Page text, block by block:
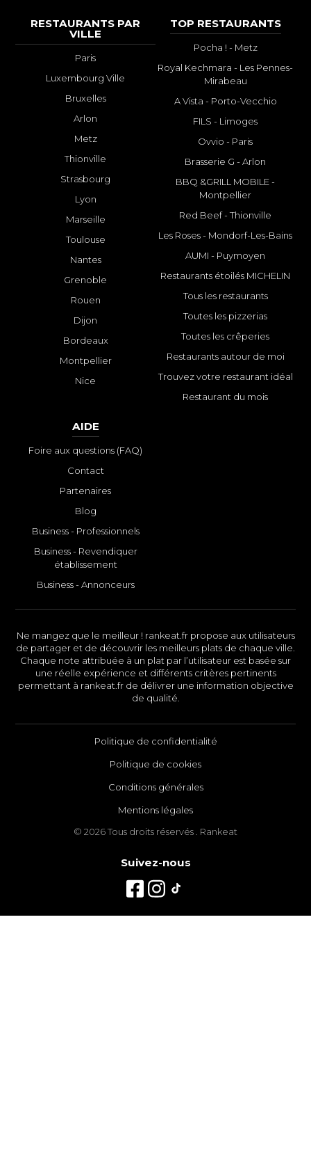
RESTAURANTS PAR
VILLE
Paris
Luxembourg Ville
Bruxelles
Arlon
Metz
Thionville
Strasbourg
Lyon
Marseille
Toulouse
Nantes
Grenoble
Rouen
Dijon
Bordeaux
Montpellier
Nice
TOP RESTAURANTS
Pocha ! - Metz
Royal Kechmara - Les Pennes-
Mirabeau
A Vista - Porto-Vecchio
FILS - Limoges
Ovvio - Paris
Brasserie G - Arlon
BBQ &GRILL MOBILE -
Montpellier
Red Beef - Thionville
Les Roses - Mondorf-Les-Bains
AUMI - Puymoyen
Restaurants étoilés MICHELIN
Tous les restaurants
Toutes les pizzerias
Toutes les crêperies
Restaurants autour de moi
Trouvez votre restaurant idéal
Restaurant du mois
AIDE
Foire aux questions (FAQ)
Contact
Partenaires
Blog
Business - Professionnels
Business - Revendiquer
établissement
Business - Annonceurs
Ne mangez que le meilleur ! rankeat.fr propose aux utilisateurs
de partager et de découvrir les meilleurs plats de chaque ville.
Chaque note attribuée à un plat par l’utilisateur est basée sur
une réelle expérience et différents critères pertinents
permettant à rankeat.fr de délivrer une information objective
de qualité.
Politique de confidentialité
Politique de cookies
Conditions générales
Mentions légales
© 2026 Tous droits réservés . Rankeat
Suivez-nous